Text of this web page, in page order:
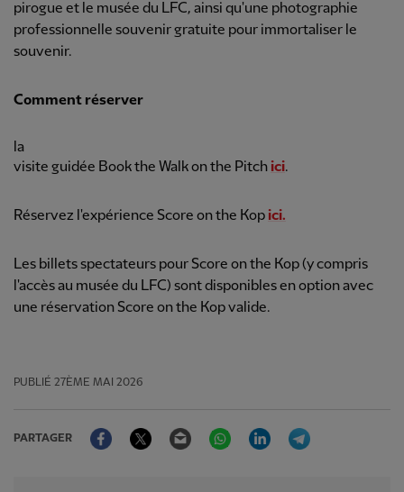
pirogue et le musée du LFC, ainsi qu'une photographie
professionnelle souvenir gratuite pour immortaliser le
souvenir.
Comment réserver
la
visite guidée Book the Walk on the Pitch ici.
Réservez l'expérience Score on the Kop ici.
Les billets spectateurs pour Score on the Kop (y compris
l'accès au musée du LFC) sont disponibles en option avec
une réservation Score on the Kop valide.
PUBLIÉ 27ÈME MAI 2026
PARTAGER
FacebookTwitter Email WhatsAppLinkedIn